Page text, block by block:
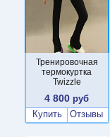
Тренировочная
термокуртка
Twizzle
4 800 руб
Купить
Отзывы